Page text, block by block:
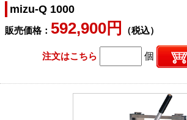
mizu-Q 1000
販売価格： 592,900円 （税込）
注文はこちら 個